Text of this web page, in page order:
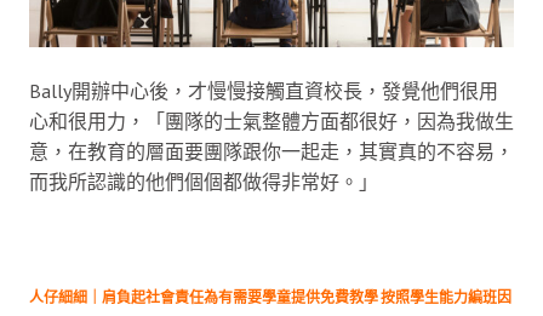
Bally開辦中心後，才慢慢接觸直資校長，發覺他們很用
心和很用力，「團隊的士氣整體方面都很好，因為我做生
意，在教育的層面要團隊跟你一起走，其實真的不容易，
而我所認識的他們個個都做得非常好。」
人仔細細｜肩負起社會責任為有需要學童提供免費教學 按照學生能力編班因